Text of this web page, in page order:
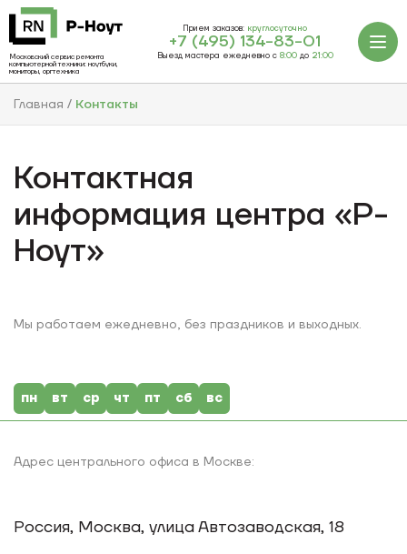
Московский сервис ремонта
компьютерной техники: ноутбуки,
мониторы, оргтехника
Прием заказов: круглосуточно
+7 (495) 134-83-01
Выезд мастера ежедневно с 8:00до 21:00
Главная Контакты
Контактная
информация центра «Р-
Ноут»
Мы работаем ежедневно, без праздников и выходных.
пн вт ср чт пт сб вс
Адрес центрального офиса в Москве:
Россия, Москва, улица Автозаводская, 18